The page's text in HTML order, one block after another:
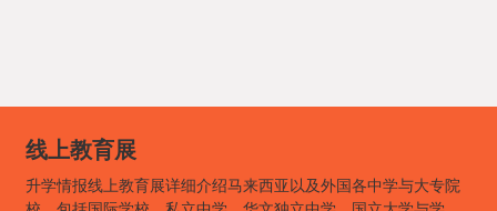
线上教育展
升学情报线上教育展详细介绍马来西亚以及外国各中学与大专院